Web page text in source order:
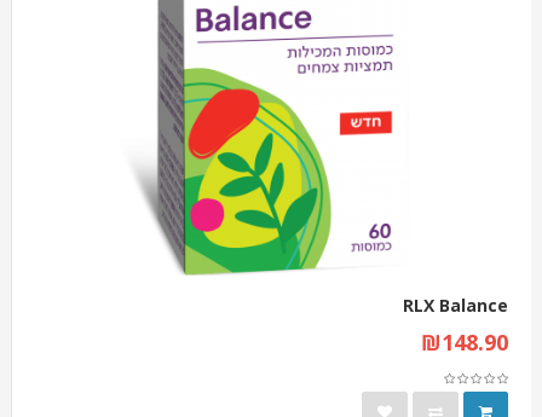
RLX Balance
₪148.90